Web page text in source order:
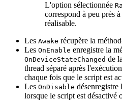
L'option sélectionnée
correspond à peu près
réalisable.
Les Awake récupère la
Les OnEnable enregistre la
OnDeviceStateChanged de
thread séparé après
chaque fois que le script est
Les OnDisable
lorsque le script est désactivé